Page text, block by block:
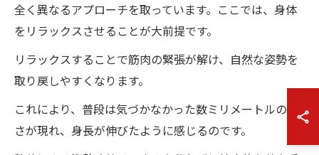
全く異なるアプローチを取っています。ここでは、身体
をリラックスさせることが大前提です。
リラックスすることで筋肉の緊張が解け、自然な姿勢を
取り戻しやすくなります。
これにより、普段は気づかなかった数ミリメートルの高
さが現れ、身長が伸びたように感じるのです。